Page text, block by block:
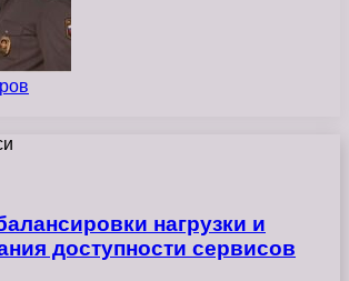
нагрузки и
доступности сервисов